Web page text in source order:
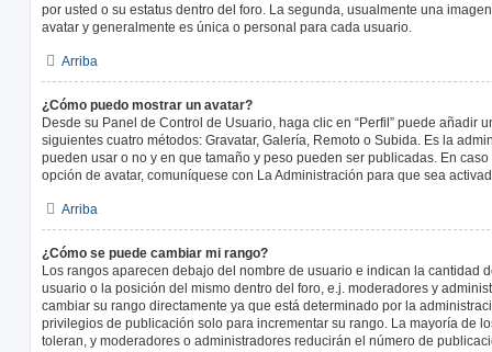
por usted o su estatus dentro del foro. La segunda, usualmente una
avatar y generalmente es única o personal para cada usuario.
Arriba
¿Cómo puedo mostrar un avatar?
Desde su Panel de Control de Usuario, haga clic en “Perfil” puede añadir
siguientes cuatro métodos: Gravatar, Galería, Remoto o Subida. Es la
pueden usar o no y en que tamaño y peso pueden ser publicadas. En
opción de avatar, comuníquese con La Administración para que sea
Arriba
¿Cómo se puede cambiar mi rango?
Los rangos aparecen debajo del nombre de usuario e indican la cantidad
usuario o la posición del mismo dentro del foro, e.j. moderadores y
cambiar su rango directamente ya que está determinado por la
privilegios de publicación solo para incrementar su rango. La mayoría de
toleran, y moderadores o administradores reducirán el número de